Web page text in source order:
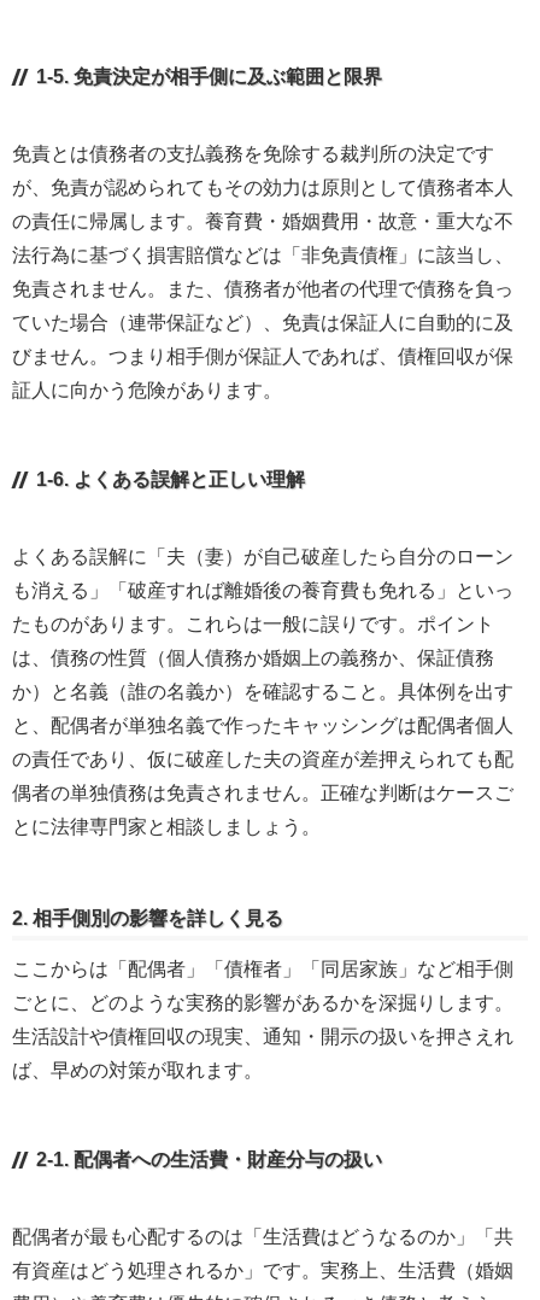
1-5. 免責決定が相手側に及ぶ範囲と限界
免責とは債務者の支払義務を免除する裁判所の決定です
が、免責が認められてもその効力は原則として債務者本人
の責任に帰属します。養育費・婚姻費用・故意・重大な不
法行為に基づく損害賠償などは「非免責債権」に該当し、
免責されません。また、債務者が他者の代理で債務を負っ
ていた場合（連帯保証など）、免責は保証人に自動的に及
びません。つまり相手側が保証人であれば、債権回収が保
証人に向かう危険があります。
1-6. よくある誤解と正しい理解
よくある誤解に「夫（妻）が自己破産したら自分のローン
も消える」「破産すれば離婚後の養育費も免れる」といっ
たものがあります。これらは一般に誤りです。ポイント
は、債務の性質（個人債務か婚姻上の義務か、保証債務
か）と名義（誰の名義か）を確認すること。具体例を出す
と、配偶者が単独名義で作ったキャッシングは配偶者個人
の責任であり、仮に破産した夫の資産が差押えられても配
偶者の単独債務は免責されません。正確な判断はケースご
とに法律専門家と相談しましょう。
2. 相手側別の影響を詳しく見る
ここからは「配偶者」「債権者」「同居家族」など相手側
ごとに、どのような実務的影響があるかを深掘りします。
生活設計や債権回収の現実、通知・開示の扱いを押さえれ
ば、早めの対策が取れます。
2-1. 配偶者への生活費・財産分与の扱い
配偶者が最も心配するのは「生活費はどうなるのか」「共
有資産はどう処理されるか」です。実務上、生活費（婚姻